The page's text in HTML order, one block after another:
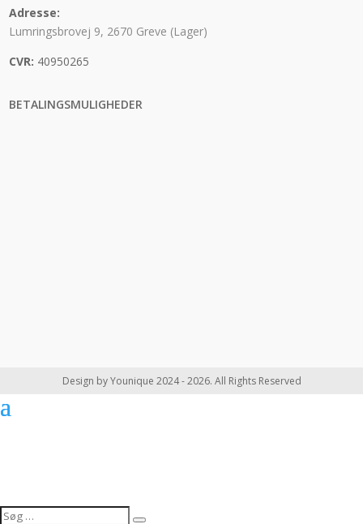
Adresse:
Lumringsbrovej 9, 2670 Greve (Lager)
CVR: 40950265
BETALINGSMULIGHEDER
Design by Younique 2024 - 2026. All Rights Reserved